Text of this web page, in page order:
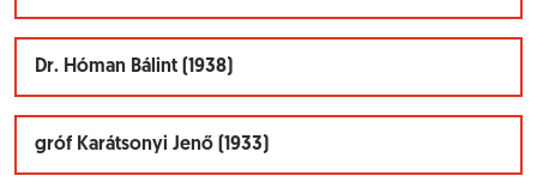
Dr. Hóman Bálint (1938)
gróf Karátsonyi Jenő (1933)